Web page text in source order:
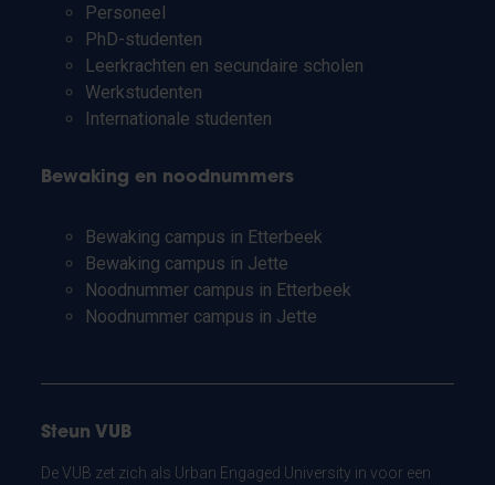
Personeel
PhD-studenten
Leerkrachten en secundaire scholen
Werkstudenten
Internationale studenten
Bewaking en noodnummers
Bewaking campus in Etterbeek
Bewaking campus in Jette
Noodnummer campus in Etterbeek
Noodnummer campus in Jette
Steun VUB
De VUB zet zich als Urban Engaged University in voor een